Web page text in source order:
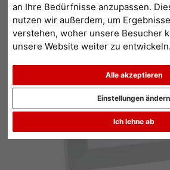
an Ihre Bedürfnisse anzupassen.
nutzen wir außerdem, um
verstehen, woher unsere Besucher
unsere Website weiter zu entwickeln.
Alle akzeptieren
Ich lehne ab
Einstellungen ändern
Zurück